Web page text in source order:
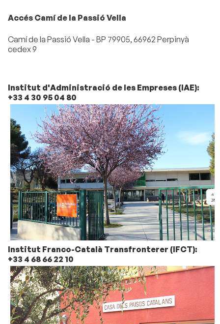
Accés Camí de la Passió Vella
Camí de la Passió Vella - BP 79905, 66962 Perpinyà
cedex 9
Institut d'Administració de les Empreses (IAE):
+33 4 30 95 04 80
Institut Franco-Català Transfronterer (IFCT):
+33 4 68 66 22 10